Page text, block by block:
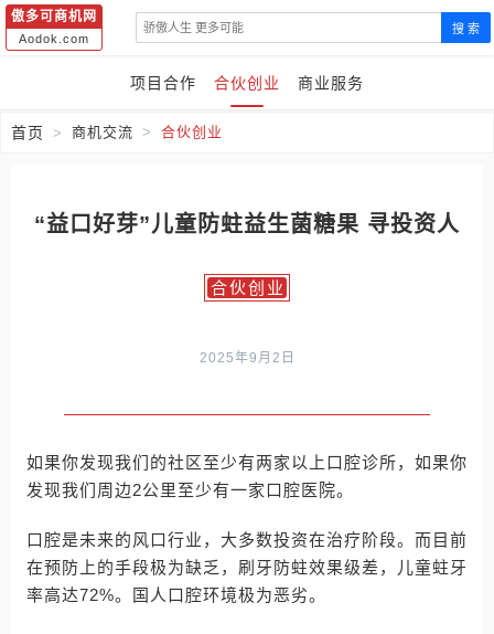
傲多可商机网
Aodok.com
搜 索
项目合作 合伙创业 商业服务
首页 商机交流 合伙创业
“益口好芽”儿童防蛀益生菌糖果 寻投资人
合伙创业
2025年9月2日
如果你发现我们的社区至少有两家以上口腔诊所，如果你
发现我们周边2公里至少有一家口腔医院。
口腔是未来的风口行业，大多数投资在治疗阶段。而目前
在预防上的手段极为缺乏，刷牙防蛀效果级差，儿童蛀牙
率高达72%。国人口腔环境极为恶劣。